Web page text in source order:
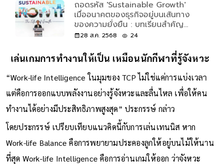
ถอดรหัส 'Sustainable Growth'
เมื่ออนาคตของธุรกิจอยู่บนเส้นทาง
ของความยั่งยืน : บทเรียนสำคัญ
จากงาน TCP Sustainability
28 ส.ค. 2568 24
เล่นเกมการทำงานให้เป็น เหมือนนักกีฬาที่รู้จังหวะ
“Work-life Intelligence ในมุมของ TCP ไม่ใช่แค่การแบ่งเวลา
แต่คือการออกแบบพลังงานอย่างรู้จังหวะและลื่นไหล เพื่อให้คน
ทำงานได้อย่างมีประสิทธิภาพสูงสุด” ประกรรษ์ กล่าว
โดยประกรรษ์ เปรียบเทียบแนวคิดนี้กับการเล่นเทนนิส หาก
Work-life Balance คือการพยายามประคองลูกให้อยู่บนไม้ให้นาน
ที่สุด Work-life Intelligence คือการอ่านเกมให้ออก ว่าจังหวะ